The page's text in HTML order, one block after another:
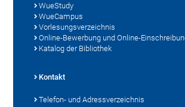
WueStudy
WueCampus
Vorlesungsverzeichnis
Online-Bewerbung und Online-
Katalog der Bibliothek
Kontakt
Telefon- und Adressverzeichnis